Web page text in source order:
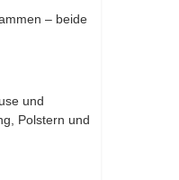
– beide
und
Polstern und